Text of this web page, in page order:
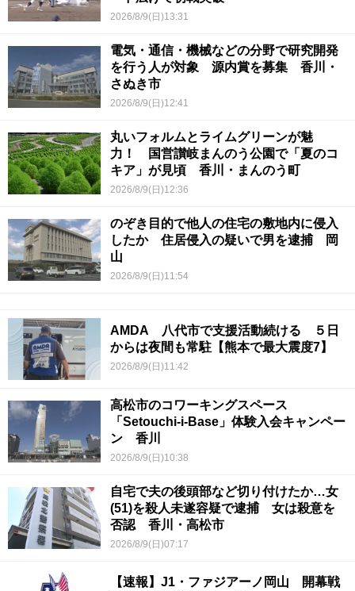
2026/8/9(日)13:31
電気・通信・機械などの分野で研究開発
を行う人が対象 源内賞を募集 香川・
さぬき市
2026/8/9(日)12:41
丸いフォルムとライムグリーンが魅
力！ 国営讃岐まんのう公園で「夏のコ
キア」が見頃 香川・まんのう町
2026/8/9(日)12:36
のぞき目的で他人の住宅の敷地内に侵入
したか 住居侵入の疑いで男を逮捕 岡
山
2026/8/9(日)11:54
AMDA 八代市で支援活動続ける ５日
からは夜間も常駐【熊本で最大震度7】
2026/8/9(日)11:42
高松市のコワーキングスペース
「Setouchi-i-Base」体験入会キャンペー
ン 香川
2026/8/9(日)10:38
自宅で夫の後頭部など切り付けたか…女
(51)を殺人未遂容疑で逮捕 女は殺意を
否認 香川・高松市
2026/8/9(日)07:17
【速報】J1・ファジアーノ岡山 開幕戦